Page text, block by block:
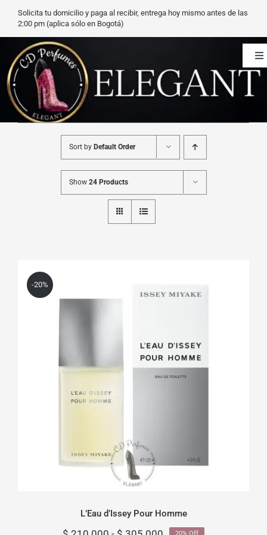
Saltar
contenido
Solicita tu domicilio y paga al recibir, entrega hoy mismo antes de las
2:00 pm (aplica sólo en Bogotá)
CD Perfumes
Blog
Sort by Default Order
Show 24 Products
-20%
L’Eau d’Issey Pour Homme
L’Eau d’Issey Pour Homme